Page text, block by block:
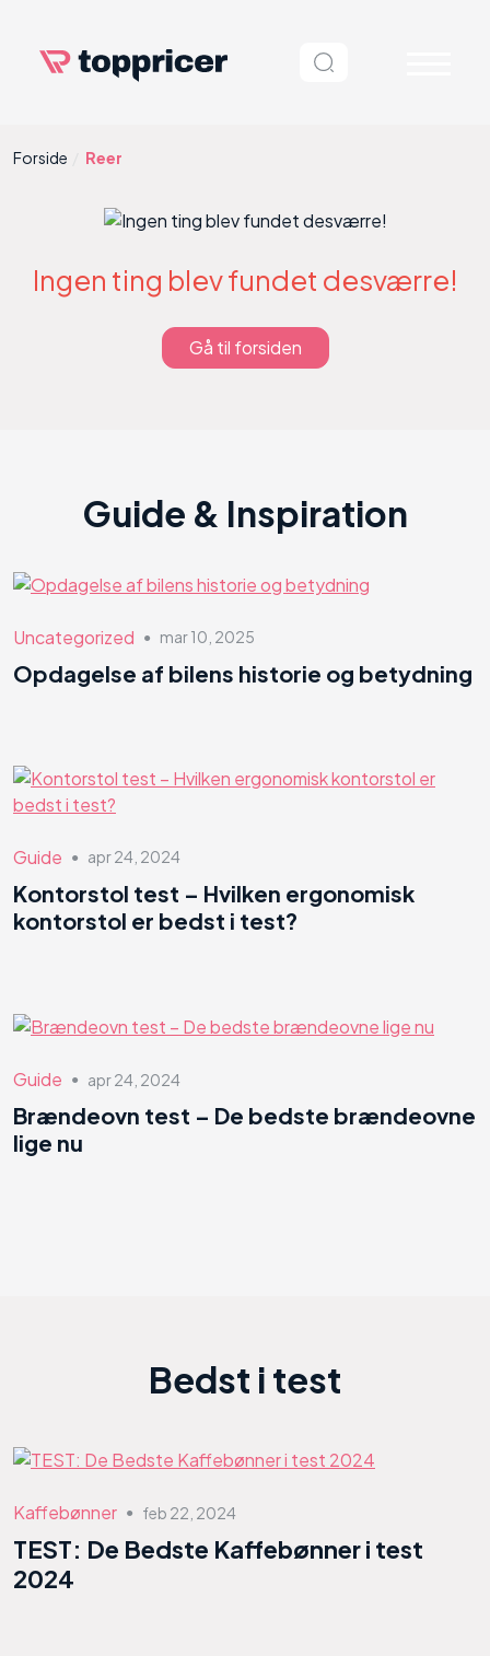
Forside Reer
Ingen ting blev fundet desværre!
Gå til forsiden
Guide & Inspiration
Uncategorized ● mar 10, 2025
Opdagelse af bilens historie og betydning
Guide ● apr 24, 2024
Kontorstol test – Hvilken ergonomisk
kontorstol er bedst i test?
Guide ● apr 24, 2024
Brændeovn test – De bedste brændeovne
lige nu
Bedst i test
Kaffebønner ● feb 22, 2024
TEST: De Bedste Kaffebønner i test
2024